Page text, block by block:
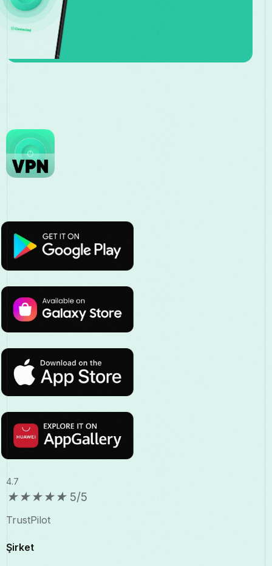
4.7
★★★★★ 5/5
TrustPilot
Şirket